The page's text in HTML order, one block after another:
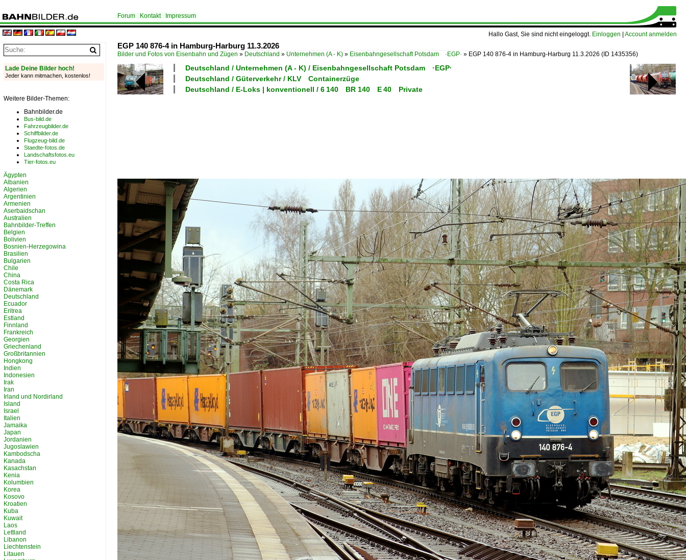
Hallo Gast, Sie sind nicht eingeloggt. Einloggen Account anmelden
Forum Kontakt Impressum
EGP 140 876-4 in Hamburg-Harburg 11.3.2026
Bilder und Fotos von Eisenbahn und Zügen » Deutschland » Unternehmen (A - K) » Eisenbahngesellschaft Potsdam ·EGP· » EGP 140 876-4 in Hamburg-Harburg 11.3.2026 (ID 1435356)
Deutschland / Unternehmen (A - K) / Eisenbahngesellschaft Potsdam ·EGP·
Deutschland / Güterverkehr / KLV Containerzüge
Deutschland / E-Loks | konventionell / 6 140 BR 140 E 40 Private
Lade Deine Bilder hoch!
Jeder kann mitmachen, kostenlos!
Weitere Bilder-Themen:
Bahnbilder.de
Bus-bild.de
Fahrzeugbilder.de
Schiffbilder.de
Flugzeug-bild.de
Staedte-fotos.de
Landschaftsfotos.eu
Tier-fotos.eu
Ägypten
Albanien
Algerien
Argentinien
Armenien
Aserbaidschan
Australien
Bahnbilder-Treffen
Belgien
Bolivien
Bosnien-Herzegowina
Brasilien
Bulgarien
Chile
China
Costa Rica
Dänemark
Deutschland
Ecuador
Eritrea
Estland
Finnland
Frankreich
Georgien
Griechenland
Großbritannien
Hongkong
Indien
Indonesien
Irak
Iran
Irland und Nordirland
Island
Israel
Italien
Jamaika
Japan
Jordanien
Jugoslawien
Kambodscha
Kanada
Kasachstan
Kenia
Kolumbien
Korea
Kosovo
Kroatien
Kuba
Kuwait
Laos
Lettland
Libanon
Liechtenstein
Litauen